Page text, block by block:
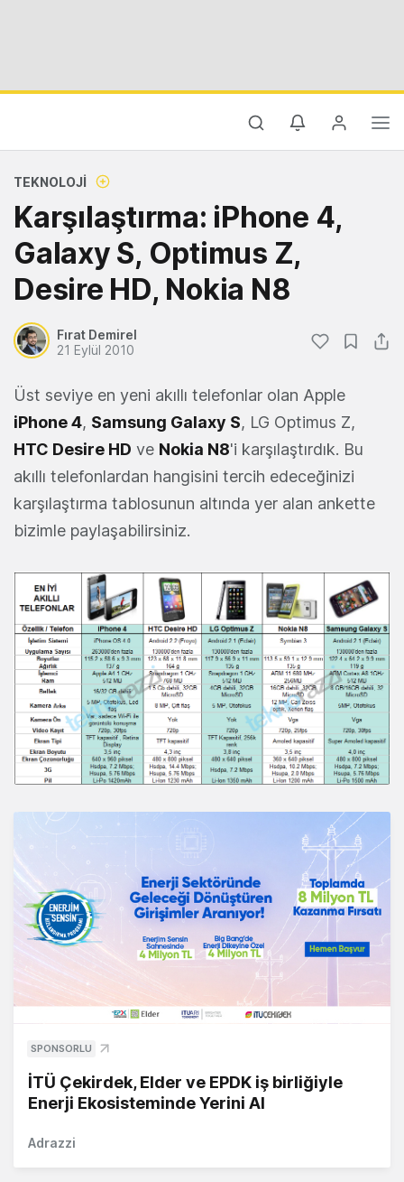
TEKNOLOJI
Karşılaştırma: iPhone 4,
Galaxy S, Optimus Z,
Desire HD, Nokia N8
Fırat Demirel
21 Eylül 2010
Üst seviye en yeni akıllı telefonlar olan Apple
iPhone 4, Samsung Galaxy S, LG Optimus Z,
HTC Desire HD ve Nokia N8'i karşılaştırdık. Bu
akıllı telefonlardan hangisini tercih edeceğinizi
karşılaştırma tablosunun altında yer alan ankette
bizimle paylaşabilirsiniz.
SPONSORLU
İTÜ Çekirdek, Elder ve EPDK iş birliğiyle
Enerji Ekosisteminde Yerini Al
Adrazzi